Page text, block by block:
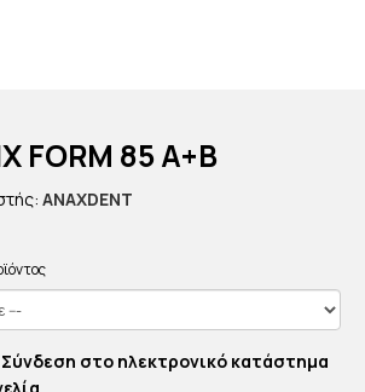
FORM 85 A+B
ANAXDENT
στο ηλεκτρονικό κατάστημα